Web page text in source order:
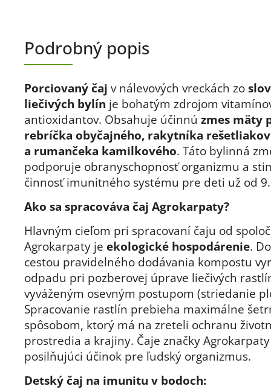
Podrobný popis
Porciovaný čaj v nálevových vreckách zo
liečivých bylín je bohatým zdrojom
antioxidantov. Obsahuje účinnú zmes mäty
rebríčka obyčajného, rakytníka
a rumančeka kamilkového. Táto bylinná
podporuje obranyschopnosť organizmu a
činnosť imunitného systému pre deti už od
Ako sa spracováva čaj Agrokarpaty?
Hlavným cieľom pri spracovaní čaju od
Agrokarpaty je ekologické hospodárenie.
cestou pravidelného dodávania kompostu
odpadu pri pozberovej úprave liečivých
vyváženým osevným postupom (striedanie
Spracovanie rastlín prebieha maximálne
spôsobom, ktorý má na zreteli ochranu
prostredia a krajiny. Čaje značky
posilňujúci účinok pre ľudský organizmus.
Detský čaj na imunitu v bodoch: